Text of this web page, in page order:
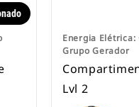
Energia
Grupo Gerador
Lvl 2